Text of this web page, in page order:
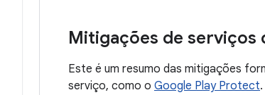
Mitigações de serviços
Este é um resumo das mitigações
serviço, como o Google Play Protect